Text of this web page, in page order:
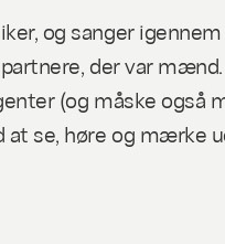
og sanger
der var
(og måske også
se, høre og mærke